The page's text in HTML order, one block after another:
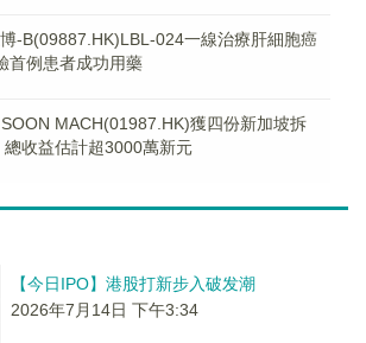
-B(09887.HK)LBL-024一線治療肝細胞癌
首例患者成功用藥
MACH(01987.HK)獲四份新加坡拆
總收益估計超3000萬新元
【今日IPO】港股打新步入破发潮
2026年7月14日 下午3:34